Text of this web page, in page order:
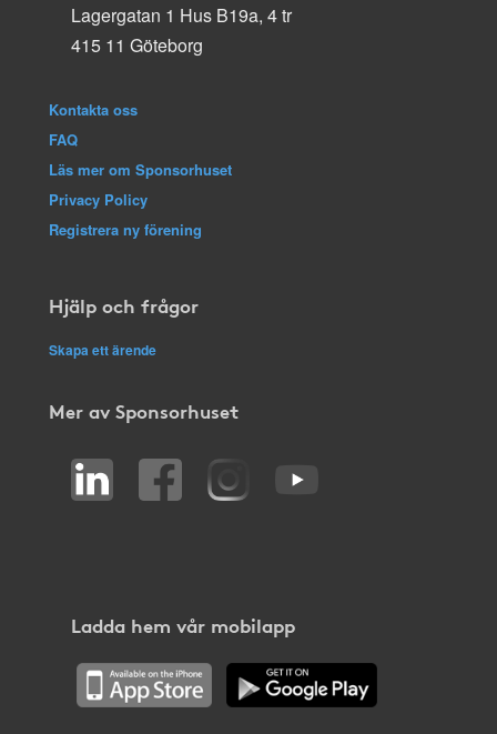
Lagergatan 1 Hus B19a, 4 tr
415 11 Göteborg
Kontakta oss
FAQ
Läs mer om Sponsorhuset
Privacy Policy
Registrera ny förening
Hjälp och frågor
Skapa ett ärende
Mer av Sponsorhuset
Ladda hem vår mobilapp